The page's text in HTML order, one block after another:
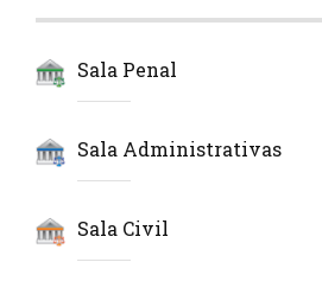
Sala Penal
Sala Administrativas
Sala Civil